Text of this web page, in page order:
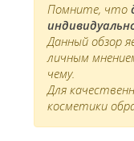
Помните, что
Данный обзор
личным
чему.
Для
косметики